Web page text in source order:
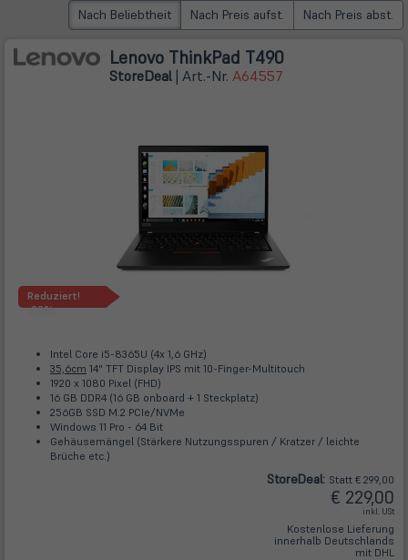
Nach Beliebtheit Nach Preis aufst. Nach Preis abst.
Lenovo ThinkPad T490
StoreDeal | Art.-Nr. A64557
Reduziert!
-23%
Intel Core i5-8365U (4x 1,6 GHz)
35,6cm 14" TFT Display IPS mit 10-Finger-Multitouch
1920 x 1080 Pixel (FHD)
16 GB DDR4 (16 GB onboard + 1 Steckplatz)
256GB SSD M.2 PCIe/NVMe
Windows 11 Pro - 64 Bit
Gehäusemängel (Stärkere Nutzungsspuren / Kratzer / leichte
Brüche etc.)
StoreDeal: Statt € 299,00
€ 229,00
inkl. USt
Kostenlose Lieferung
innerhalb Deutschlands
mit DHL